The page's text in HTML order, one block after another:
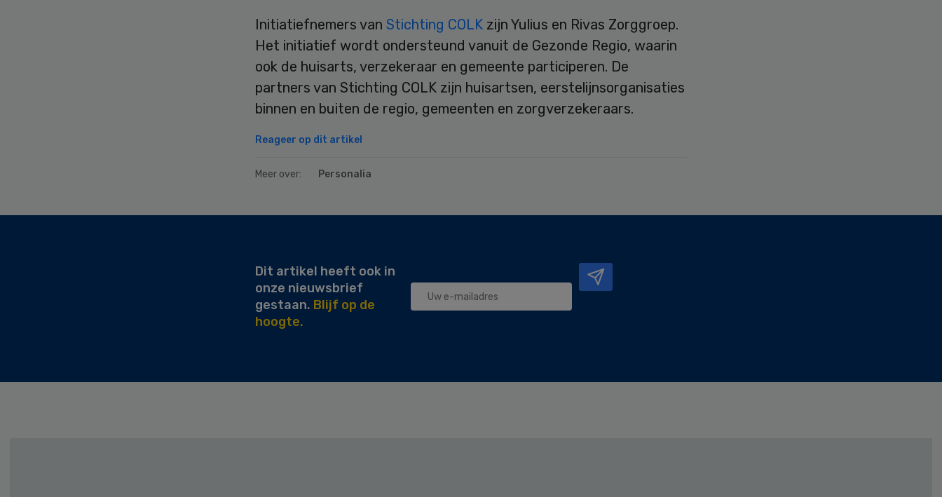
Initiatiefnemers van Stichting COLK zijn Yulius en Rivas Zorggroep.
Het initiatief wordt ondersteund vanuit de Gezonde Regio, waarin
ook de huisarts, verzekeraar en gemeente participeren. De
partners van Stichting COLK zijn huisartsen, eerstelijnsorganisaties
binnen en buiten de regio, gemeenten en zorgverzekeraars.
Reageer op dit artikel
Meer over: Personalia
Secondary
Dit artikel heeft ook in
onze nieuwsbrief
gestaan. Blijf op de
hoogte.